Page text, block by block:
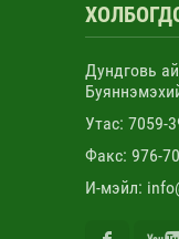
Дундговь
Утас: 7059-
Факс: 976-
И-мэйл: